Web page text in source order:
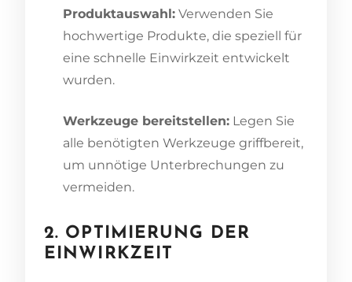
Produktauswahl: Verwenden Sie
hochwertige Produkte, die speziell für
eine schnelle Einwirkzeit entwickelt
wurden.
Werkzeuge bereitstellen: Legen Sie
alle benötigten Werkzeuge griffbereit,
um unnötige Unterbrechungen zu
vermeiden.
2. OPTIMIERUNG DER
EINWIRKZEIT